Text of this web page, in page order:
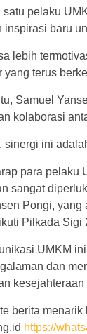
satu pelaku
inspirasi baru
lebih
yang terus
Samuel
kolaborasi
sinergi ini
para pelaku
sangat
Pongi,
Pilkada Sigi
UMKM
dan
berita
https://